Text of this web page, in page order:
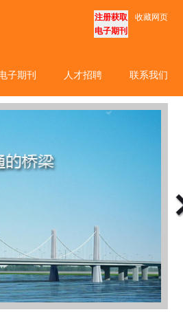
注册获取
电子期刊
收藏网页
子期刊 人才招聘 联系我们